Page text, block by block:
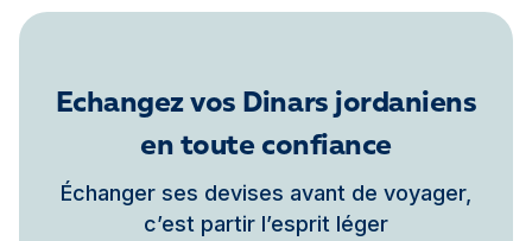
Echangez vos Dinars jordaniens
en toute confiance
Échanger ses devises avant de voyager,
c’est partir l’esprit léger